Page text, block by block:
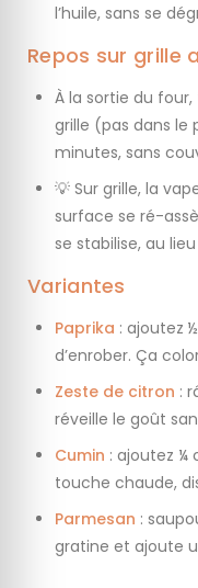
l’huile, sans se
Repos sur grille
À la sortie du
grille (pas dans le
minutes, sans
💡 Sur grille, la
surface se ré-
se stabilise, au
Variantes
Paprika : ajoutez
d’enrober. Ça
Zeste de citron :
réveille le goût
Cumin : ajoutez ¼
touche chaude,
Parmesan :
gratine et ajoute